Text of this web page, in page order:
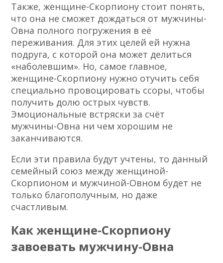
Также, женщине-Скорпиону стоит понять,
что она не сможет дождаться от мужчины-
Овна полного погружения в её
переживания. Для этих целей ей нужна
подруга, с которой она может делиться
«наболевшим». Но, самое главное,
женщине-Скорпиону нужно отучить себя
специально провоцировать ссоры, чтобы
получить долю острых чувств.
Эмоциональные встряски за счёт
мужчины-Овна ни чем хорошим не
заканчиваются.
Если эти правила будут учтены, то данный
семейный союз между женщиной-
Скорпионом и мужчиной-Овном будет не
только благополучным, но даже
счастливым.
Как женщине-Скорпиону
завоевать мужчину-Овна